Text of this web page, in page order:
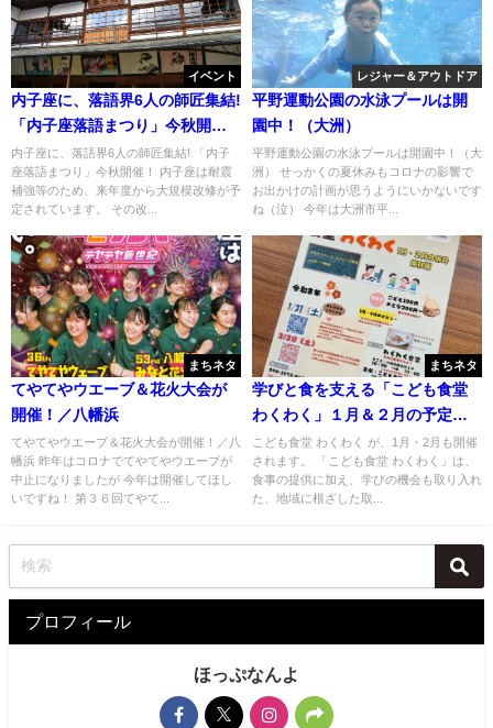
イベント
内子座に、落語界6人の師匠集結!
「内子座落語まつり」今秋開
催！
内子座に、落語界6人の師匠集結! 「内子
座落語まつり」今秋開催！ 内子座は耐震
補強等のため、来年度から大規模改修が予
定されています。 その改...
レジャー＆アウトドア
平野運動公園の水泳プールは開
園中！（大洲）
平野運動公園の水泳プールは開園中！（大
洲） せっかくの夏休みもコロナの影響で
お出かけの計画が思うようにいかないです
ね（泣） 今年は大洲市平...
まちネタ
てやてやウエーブ＆花火大会が
開催！／八幡浜
てやてやウエーブ＆花火大会が開催！／八
幡浜 昨年はコロナでてやてやウエーブが
中止になりましたが 今年は開催してほし
いですね！ 第３６回てやて...
まちネタ
学びと食を支える「こども食堂
わくわく」１月＆２月の予定／
八幡浜
こども食堂 わくわく が、1月・2月も開催
されます。 「こども食堂 わくわく」は、
食事の提供に加え、学びの機会も取り入れ
た、地域に根ざした取...
プロフィール
ほっぷなんよ